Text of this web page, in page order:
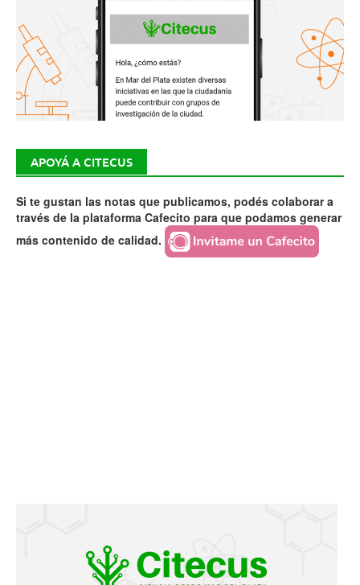
APOYÁ A CITECUS
Si te gustan las notas que publicamos, podés colaborar a
través de la plataforma Cafecito para que podamos generar
más contenido de calidad.